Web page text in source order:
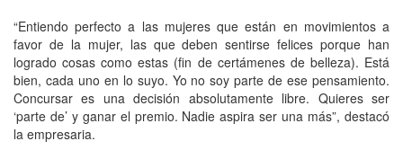
“Entiendo perfecto a las mujeres que están en movimientos a
favor de la mujer, las que deben sentirse felices porque han
logrado cosas como estas (fin de certámenes de belleza). Está
bien, cada uno en lo suyo. Yo no soy parte de ese pensamiento.
Concursar es una decisión absolutamente libre. Quieres ser
‘parte de’ y ganar el premio. Nadie aspira ser una más”, destacó
la empresaria.